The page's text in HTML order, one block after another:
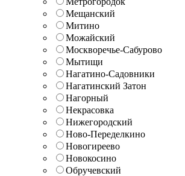
Мещанский
Митино
Можайский
Москворечье-Сабурово
Мытищи
Нагатино-Садовники
Нагатинский Затон
Нагорный
Некрасовка
Нижегородский
Ново-Переделкино
Новогиреево
Новокосино
Обручевский